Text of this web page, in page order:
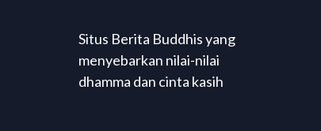
Situs Berita Buddhis yang
menyebarkan nilai-nilai
dhamma dan cinta kasih